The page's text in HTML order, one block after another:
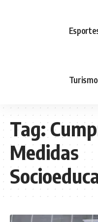
Turismo
Tag:
Medidas